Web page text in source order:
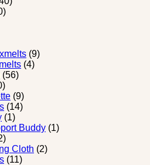
(9)
(4)
(56)
(9)
(14)
(1)
Buddy (1)
Cloth (2)
(11)